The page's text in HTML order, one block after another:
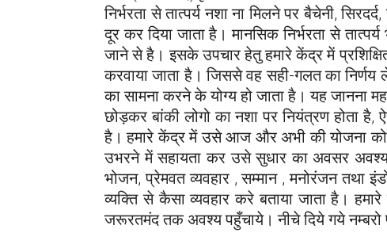
निर्भरता से तात्पर्य नशा ना मिलने पर बैचेनी,
दूर कर दिया जाता है। मानसिक निर्भरता से
जाने से है। इसके उपचार हेतु हमारे केंद्र में प्रशिक्षित
करवाया जाता है। जिससे वह सही-गलत का
का सामना करने के योग्य हो जाता है। यह जानना
छोड़कर बांकी लोगो का नशा पर नियंत्रण होता है,
है। हमारे केंद्र में उसे आज और अभी की योजना को
उभरने में सहायता कर उसे सुधार का अवसर अवश्य
भोजन, प्रेमवत व्यवहार , सम्मान , मनोरंजन तथा
व्यक्ति से कैसा व्यवहार करे बताया जाता है।
जरूरतमंद तक अवश्य पहुँचाये। नीचे दिये गये नम्बरो